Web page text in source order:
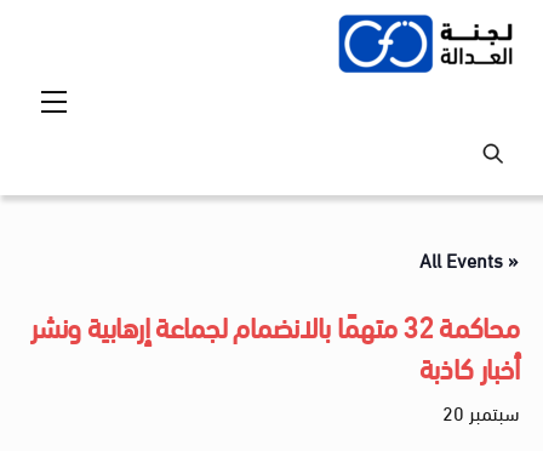
Skip
« All Events
محاكمة 32 متهمًا بالانضمام لجماعة إرهابية ونشر
أخبار كاذبة
سبتمبر 20